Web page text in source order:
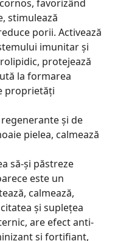
favorizând
stimulează
porii. Activează
imunitar și
protejează
la formarea
proprietăți
și de
pielea, calmează
să-și păstreze
este un
calmează,
și suplețea
are efect anti-
și fortifiant,